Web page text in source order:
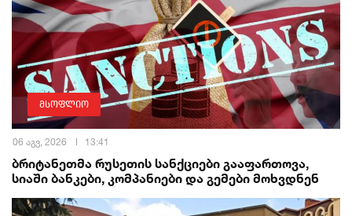
მსოფლიო
06 აგვ, 2026 13:41
ბრიტანეთმა რუსეთის სანქციები გააფართოვა,
სიაში ბანკები, კომპანიები და გემები მოხვდნენ